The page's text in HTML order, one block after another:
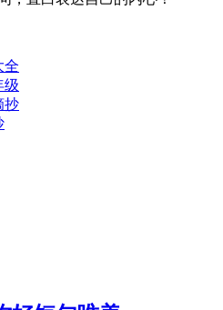
全
级
抄